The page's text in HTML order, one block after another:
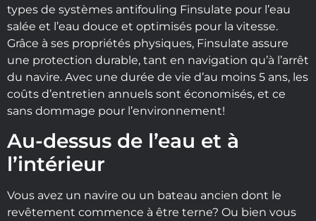
types de systèmes antifouling Finsulate pour l’eau
salée et l’eau douce et optimisés pour la vitesse.
Grâce à ses propriétés physiques, Finsulate assure
une protection durable, tant en navigation qu’à l’arrêt
du navire. Avec une durée de vie d’au moins 5 ans, les
coûts d’entretien annuels sont économisés, et ce
sans dommage pour l’environnement!
Au-dessus de l’eau et à
l’intérieur
Vous avez un navire ou un bateau ancien dont le
revêtement commence à être terne? Ou bien vous